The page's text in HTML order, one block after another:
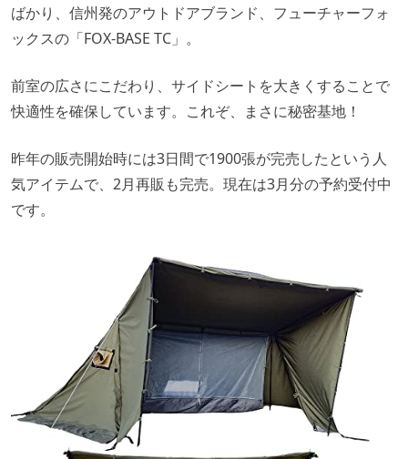
ばかり、信州発のアウトドアブランド、フューチャーフォ
ックスの「FOX-BASE TC」。
前室の広さにこだわり、サイドシートを大きくすることで
快適性を確保しています。これぞ、まさに秘密基地！
昨年の販売開始時には3日間で1900張が完売したという人
気アイテムで、2月再販も完売。現在は3月分の予約受付中
です。